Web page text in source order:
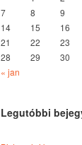
« jan
7
8 9
14
15 16
21
22 23
28
29 30
Legutóbbi